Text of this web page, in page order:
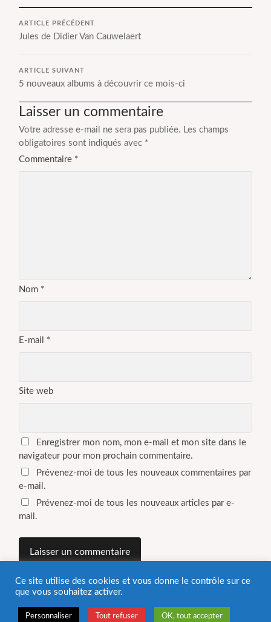
ARTICLE PRÉCÉDENT
Jules de Didier Van Cauwelaert
ARTICLE SUIVANT
5 nouveaux albums à découvrir ce mois-ci
Laisser un commentaire
Votre adresse e-mail ne sera pas publiée. Les champs
obligatoires sont indiqués avec *
Commentaire *
Nom *
E-mail *
Site web
Enregistrer mon nom, mon e-mail et mon site dans le
navigateur pour mon prochain commentaire.
Prévenez-moi de tous les nouveaux commentaires par
e-mail.
Prévenez-moi de tous les nouveaux articles par e-
mail.
Ce site utilise des cookies et vous donne le contrôle sur ce
que vous souhaitez activer.
Personnaliser Tout refuser OK, tout accepter